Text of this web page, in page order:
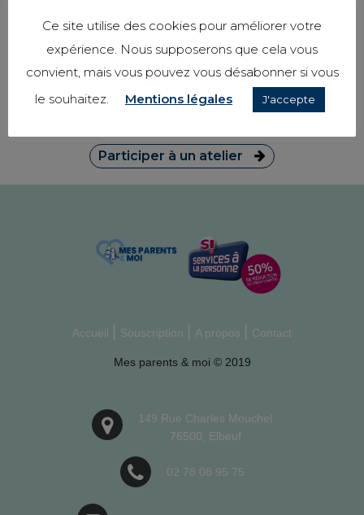
* Tous nos ateliers sont gratuits
Pour s'y inscrire contactez-nous au 02.78.08.95.75
Vous pouvez aussi envoyer un mail à
team@mesparentsetmoi.com
Participer à un atelier
Accueil Souscription A propos Contact
Mes parents & moi © 2019
149 Rue Charles Mouchel
76500, Elbeuf
02 78 08 95 75
Ce site utilise des cookies pour améliorer votre
expérience. Nous supposerons que cela vous
convient, mais vous pouvez vous désabonner si vous
le souhaitez.
Mentions légales J'accepte